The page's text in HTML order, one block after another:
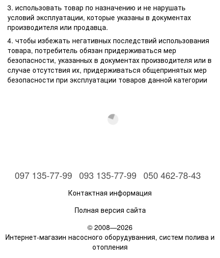
3. использовать товар по назначению и не нарушать
условий эксплуатации, которые указаны в документах
производителя или продавца.
4. чтобы избежать негативных последствий использования
товара, потребитель обязан придерживаться мер
безопасности, указанных в документах производителя или в
случае отсутствия их, придерживаться общепринятых мер
безопасности при эксплуатации товаров данной категории
097 135-77-99 093 135-77-99 050 462-78-43
Контактная информация
Полная версия сайта
© 2008—2026
Интернет-магазин насосного оборудуванния, систем полива и
отопления